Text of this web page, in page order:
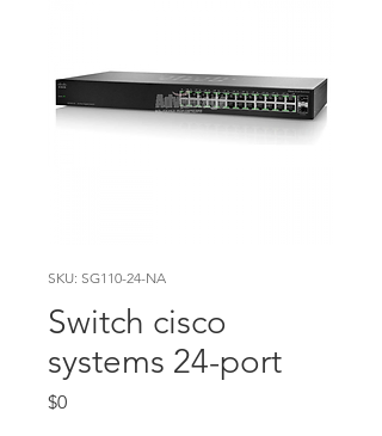
SKU: SG110-24-NA
Switch cisco
systems 24-port
$0Precio